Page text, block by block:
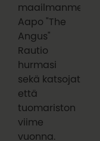
maailmanmestari
Aapo "The
Angus"
Rautio
hurmasi
sekä katsojat
että
tuomariston
viime
vuonna.